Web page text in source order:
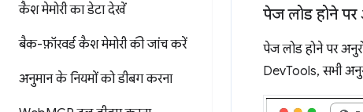
कैश मेमोरी का डेटा देखें
बैक-फ़ॉरवर्ड कैश मेमोरी की जांच करें
अनुमान के नियमों को डीबग करना
पेज लोड होने पर
पेज लोड होने पर
DevTools, सभी